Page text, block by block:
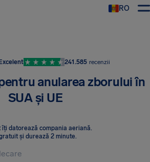
RO
Excelent 241.585 recenzii
anularea zborului în
SUA și UE
îți datorează compania aeriană.
și durează 2 minute.